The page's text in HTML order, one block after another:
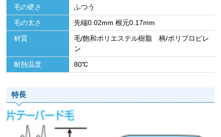
毛の硬さ
ふつう
毛の太さ
先端0.02mm 根元0.17mm
材質
毛/飽和ポリエステル樹脂 柄/ポリプロピレ
ン
耐熱温度
80℃
特長